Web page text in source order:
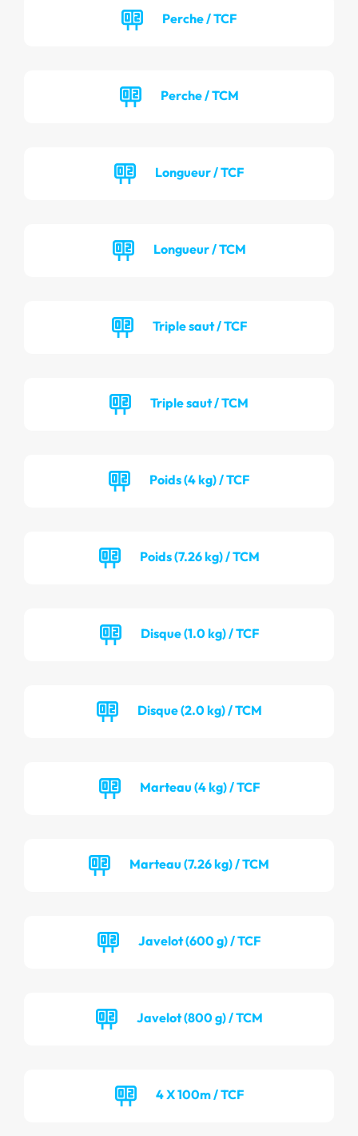
Perche / TCF
Perche / TCM
Longueur / TCF
Longueur / TCM
Triple saut / TCF
Triple saut / TCM
Poids (4 kg) / TCF
Poids (7.26 kg) / TCM
Disque (1.0 kg) / TCF
Disque (2.0 kg) / TCM
Marteau (4 kg) / TCF
Marteau (7.26 kg) / TCM
Javelot (600 g) / TCF
Javelot (800 g) / TCM
4 X 100m / TCF